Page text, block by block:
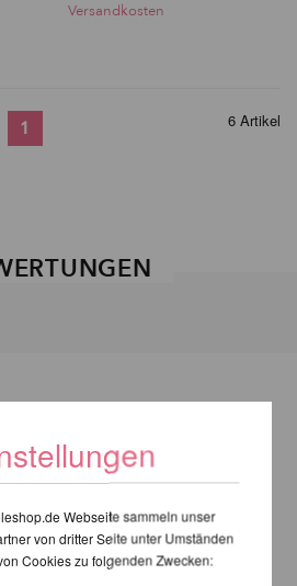
Versandkosten
1 6 Artikel
Webseite sammeln unser
von dritter Seite unter Umständen
Cookies zu folgenden Zwecken: